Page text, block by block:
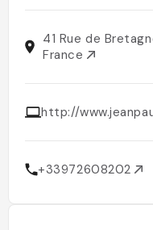
41 Rue de
France
http://
+33972608202